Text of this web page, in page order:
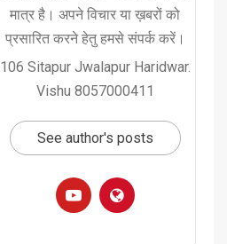
मात्र है। अपने विचार या ख़बरों को
प्रसारित करने हेतु हमसे संपर्क करें।
106 Sitapur Jwalapur Haridwar.
Vishu 8057000411
See author's posts